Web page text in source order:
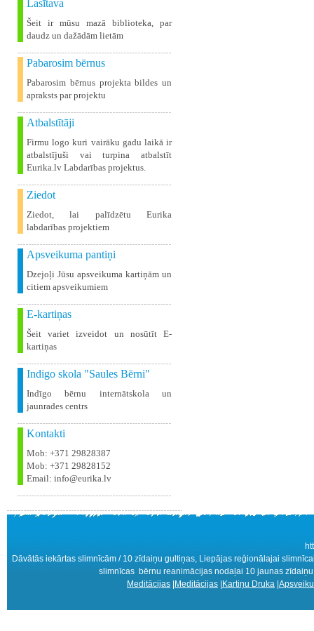
Lasītava
Šeit ir mūsu mazā biblioteka, par
daudz un dažādām lietām
Pabarosim bērnus
Pabarosim bērnus projekta bildes un
apraksts par projektu
Atbalstītāji
Firmu logo kuri vairāku gadu laikā ir
atbalstījuši vai turpina atbalstīt
Eurika.lv Labdarības projektus.
Ziedot
Ziedot, lai palīdzētu Eurika
labdarības projektiem
Apsveikuma pantiņi
Dzejoļi Jūsu apsveikuma kartiņām un
citiem apsveikumiem
E-kartiņas
Šeit variet izveidot un nosūtīt E-
kartiņas
Indigo skola "Saules Bērni"
Indīgo bērnu internātskola un
jaunrades centrs
Kontakti
Mob: +371 29828387
Mob: +371 29828152
Email: info@eurika.lv
Dāvātās iekārtas slimnīcām / 10 zīdaiņu gultiņas, Liepājas reģionālajai
slimnīcas bērnu reanimācijas nodaļai 10 jaunas
Meditācijas Meditācijas Kartiņu Druka